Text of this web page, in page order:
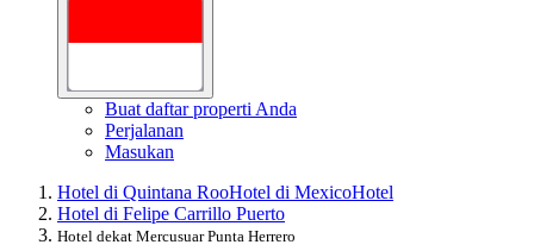
Buat daftar properti Anda
Perjalanan
Masukan
Hotel di Quintana RooHotel di MexicoHotel
Hotel di Felipe Carrillo Puerto
Hotel dekat Mercusuar Punta Herrero